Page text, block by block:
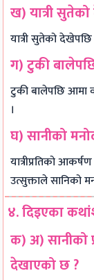
ख) यात्री
यात्री सुतेको देखेपछि
ग) टुकी
टुकी बालेपछि आमा
।
घ) सानीको
यात्रीप्रतिको
उत्सुक्ताले सानिको
४. दिइएका
क) अ) सानीको
देखाएको छ ?